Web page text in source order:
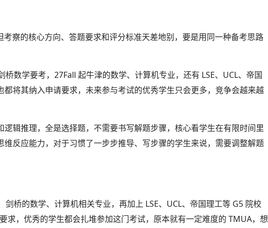
考察的核心方向、答题要求和评分标准天差地别，要是用同一种备考思路
数学要考，27Fall 起牛津的数学、计算机专业，还有 LSE、UCL、帝国
将其纳入申请要求，未来参与考试的优秀学生只会更多，竞争会越来越
辑推理，全是选择题，不需要书写解题步骤，核心看学生在有限时间里
反应能力，对于习惯了一步步推导、写步骤的学生来说，需要调整解题
桥的数学、计算机相关专业，再加上 LSE、UCL、帝国理工等 G5 院校
求，优秀的学生都会扎堆参加这门考试，原本就有一定难度的 TMUA，想